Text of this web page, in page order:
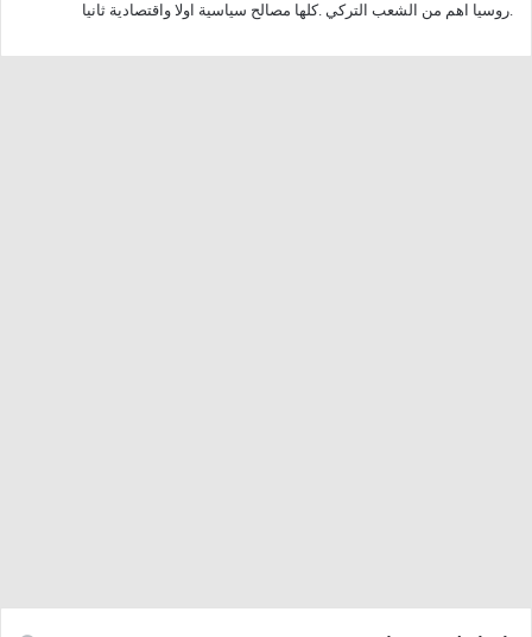
.روسيا اهم من الشعب التركي .كلها مصالح سياسية اولا واقتصادية ثانيا